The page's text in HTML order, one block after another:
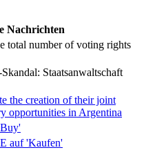
Nachrichten
total number of voting rights
Staatsanwaltschaft
the creation of their joint
opportunities in Argentina
auf 'Kaufen'